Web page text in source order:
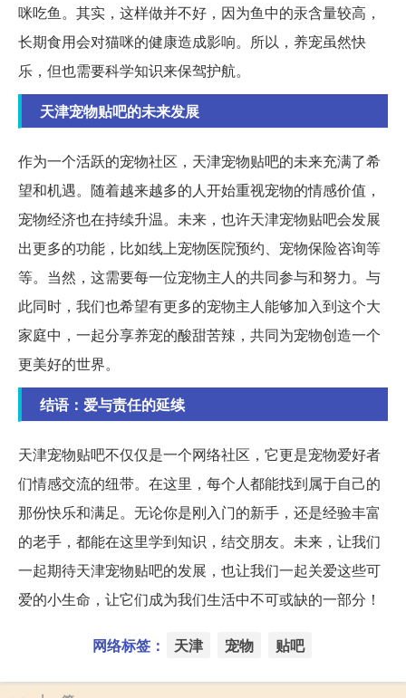
咪吃鱼。其实，这样做并不好，因为鱼中的汞含量较高，
长期食用会对猫咪的健康造成影响。所以，养宠虽然快
乐，但也需要科学知识来保驾护航。
天津宠物贴吧的未来发展
作为一个活跃的宠物社区，天津宠物贴吧的未来充满了希
望和机遇。随着越来越多的人开始重视宠物的情感价值，
宠物经济也在持续升温。未来，也许天津宠物贴吧会发展
出更多的功能，比如线上宠物医院预约、宠物保险咨询等
等。当然，这需要每一位宠物主人的共同参与和努力。与
此同时，我们也希望有更多的宠物主人能够加入到这个大
家庭中，一起分享养宠的酸甜苦辣，共同为宠物创造一个
更美好的世界。
结语：爱与责任的延续
天津宠物贴吧不仅仅是一个网络社区，它更是宠物爱好者
们情感交流的纽带。在这里，每个人都能找到属于自己的
那份快乐和满足。无论你是刚入门的新手，还是经验丰富
的老手，都能在这里学到知识，结交朋友。未来，让我们
一起期待天津宠物贴吧的发展，也让我们一起关爱这些可
爱的小生命，让它们成为我们生活中不可或缺的一部分！
网络标签： 天津 宠物 贴吧